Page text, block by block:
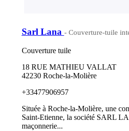
Sarl Lana - Couverture-tuile
Couverture tuile
18 RUE MATHIEU VALLAT
42230 Roche-la-Molière
+33477906957
Située à Roche-la-Molière, une
Saint-Etienne, la société SARL
maçonnerie...